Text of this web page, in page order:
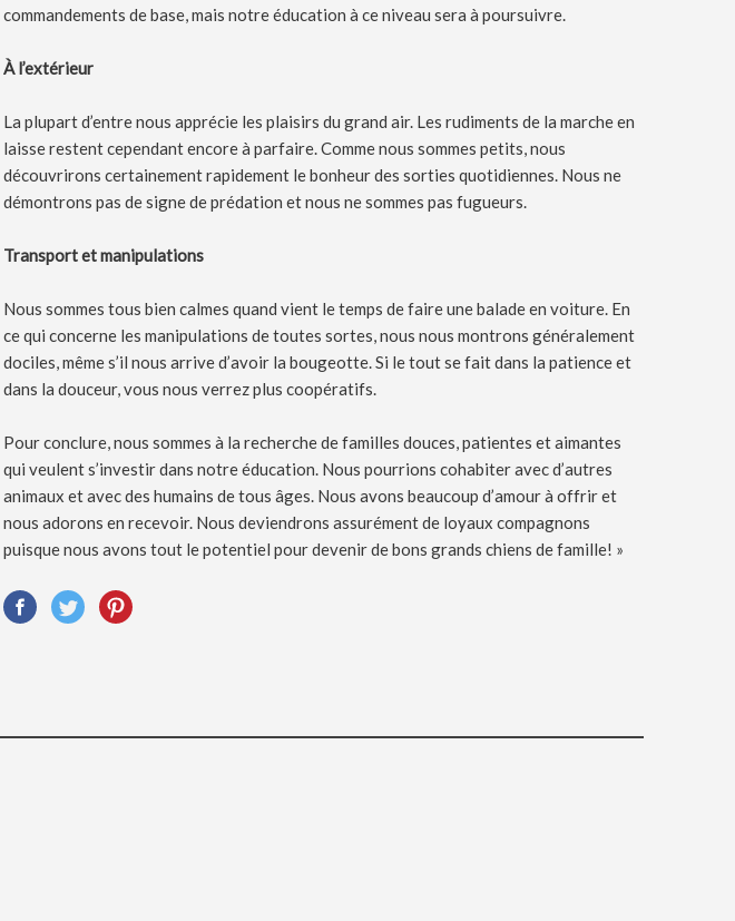
commandements de base, mais notre éducation à ce niveau sera à poursuivre.
À l’extérieur
La plupart d’entre nous apprécie les plaisirs du grand air. Les rudiments de la marche en
laisse restent cependant encore à parfaire. Comme nous sommes petits, nous
découvrirons certainement rapidement le bonheur des sorties quotidiennes. Nous ne
démontrons pas de signe de prédation et nous ne sommes pas fugueurs.
Transport et manipulations
Nous sommes tous bien calmes quand vient le temps de faire une balade en voiture. En
ce qui concerne les manipulations de toutes sortes, nous nous montrons généralement
dociles, même s’il nous arrive d’avoir la bougeotte. Si le tout se fait dans la patience et
dans la douceur, vous nous verrez plus coopératifs.
Pour conclure, nous sommes à la recherche de familles douces, patientes et aimantes
qui veulent s’investir dans notre éducation. Nous pourrions cohabiter avec d’autres
animaux et avec des humains de tous âges. Nous avons beaucoup d’amour à offrir et
nous adorons en recevoir. Nous deviendrons assurément de loyaux compagnons
puisque nous avons tout le potentiel pour devenir de bons grands chiens de famille! »